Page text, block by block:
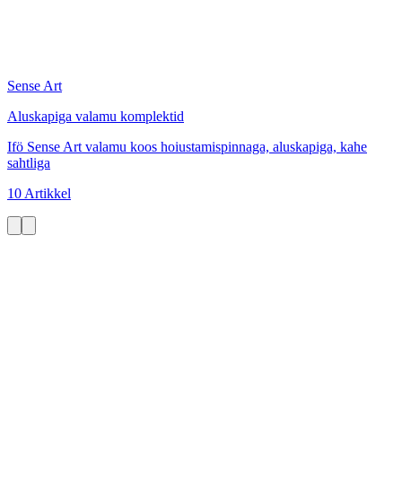
Sense Art
Aluskapiga valamu komplektid
Ifö Sense Art valamu koos hoiustamispinnaga, aluskapiga, kahe
sahtliga
10 Artikkel